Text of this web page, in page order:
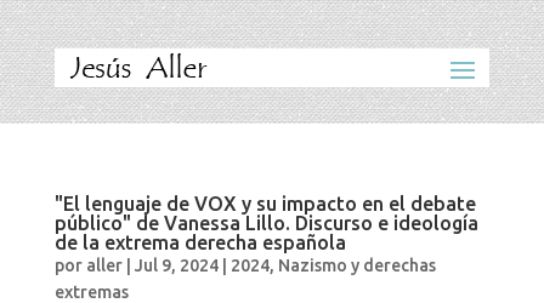
"El lenguaje de VOX y su impacto en el debate
público" de Vanessa Lillo. Discurso e ideología
de la extrema derecha española
por aller| Jul 9, 2024| 2024, Nazismo y derechas
extremas